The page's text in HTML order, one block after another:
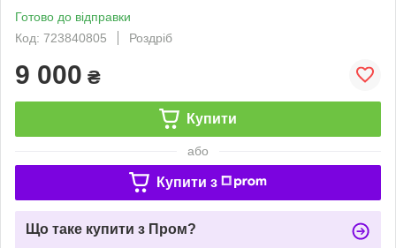
Готово до відправки
Код: 723840805
Роздріб
9 000 ₴
Купити
або
Купити з
Що таке купити з Пром?